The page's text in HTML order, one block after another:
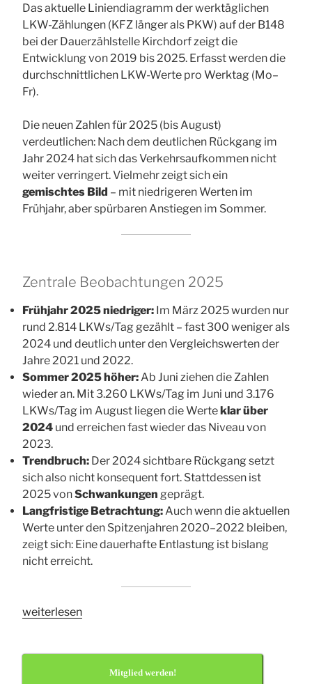
Das aktuelle Liniendiagramm der werktäglichen
LKW-Zählungen (KFZ länger als PKW) auf der B148
bei der Dauerzählstelle Kirchdorf zeigt die
Entwicklung von 2019 bis 2025. Erfasst werden die
durchschnittlichen LKW-Werte pro Werktag (Mo–
Fr).
Die neuen Zahlen für 2025 (bis August)
verdeutlichen: Nach dem deutlichen Rückgang im
Jahr 2024 hat sich das Verkehrsaufkommen nicht
weiter verringert. Vielmehr zeigt sich ein
gemischtes Bild – mit niedrigeren Werten im
Frühjahr, aber spürbaren Anstiegen im Sommer.
Zentrale Beobachtungen 2025
Frühjahr 2025 niedriger: Im März 2025 wurden nur
rund 2.814 LKWs/Tag gezählt – fast 300 weniger als
2024 und deutlich unter den Vergleichswerten der
Jahre 2021 und 2022.
Sommer 2025 höher: Ab Juni ziehen die Zahlen
wieder an. Mit 3.260 LKWs/Tag im Juni und 3.176
LKWs/Tag im August liegen die Werteklar über
2024 und erreichen fast wieder das Niveau von
2023.
Trendbruch: Der 2024 sichtbare Rückgang setzt
sich also nicht konsequent fort. Stattdessen ist
2025 vonSchwankungen geprägt.
Langfristige Betrachtung: Auch wenn die aktuellen
Werte unter den Spitzenjahren 2020–2022 bleiben,
zeigt sich: Eine dauerhafte Entlastung ist bislang
nicht erreicht.
„Verkehr
weiterlesen
Mitglied werden!